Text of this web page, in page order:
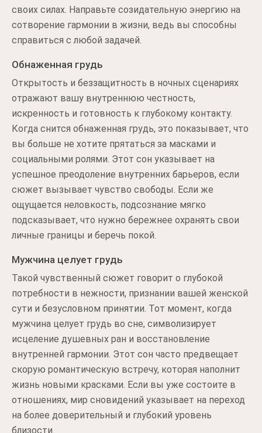
своих силах. Направьте созидательную энергию на
сотворение гармонии в жизни, ведь вы способны
справиться с любой задачей.
Обнаженная грудь
Открытость и беззащитность в ночных сценариях
отражают вашу внутреннюю честность,
искренность и готовность к глубокому контакту.
Когда снится обнаженная грудь, это показывает, что
вы больше не хотите прятаться за масками и
социальными ролями. Этот сон указывает на
успешное преодоление внутренних барьеров, если
сюжет вызывает чувство свободы. Если же
ощущается неловкость, подсознание мягко
подсказывает, что нужно бережнее охранять свои
личные границы и беречь покой.
Мужчина целует грудь
Такой чувственный сюжет говорит о глубокой
потребности в нежности, признании вашей женской
сути и безусловном принятии. Тот момент, когда
мужчина целует грудь во сне, символизирует
исцеление душевных ран и восстановление
внутренней гармонии. Этот сон часто предвещает
скорую романтическую встречу, которая наполнит
жизнь новыми красками. Если вы уже состоите в
отношениях, мир сновидений указывает на переход
на более доверительный и глубокий уровень
близости.